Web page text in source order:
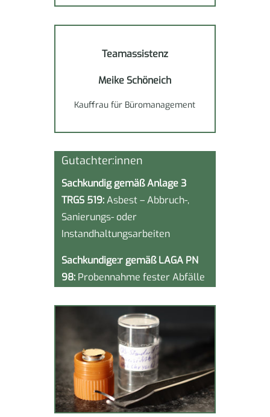
Teamassistenz
Meike Schöneich
Kauffrau für Büromanagement
Gutachter:innen
Sachkundig gemäß Anlage 3
TRGS 519:Asbest – Abbruch-,
Sanierungs- oder
Instandhaltungs­arbeiten
Sachkundige:rgemäß LAGA PN
98:Probennahme fester Abfälle